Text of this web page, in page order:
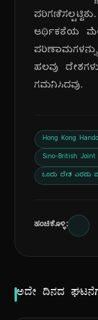
ಆರ್ಥಿಕತೆಯ
ಹಲವು
ಗಮನಿಸಿದವು.
Hong Kong
Sino-British Joint
ಒಂದು ದೇಶ ಎರಡು
ಹಂಚಿಕೊಳ್ಳಿ:
ಅದೇ ದಿನದ